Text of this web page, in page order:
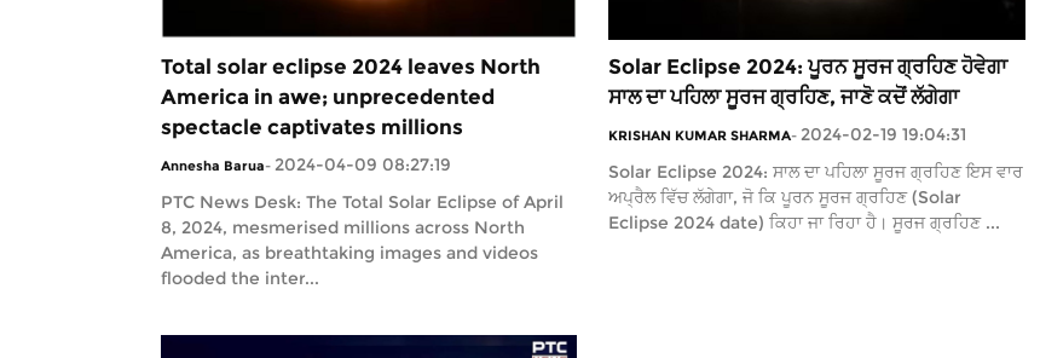
Total solar eclipse 2024 leaves North
America in awe; unprecedented
spectacle captivates millions
Annesha Barua- 2024-04-09 08:27:19
PTC News Desk: The Total Solar Eclipse of April
8, 2024, mesmerised millions across North
America, as breathtaking images and videos
flooded the inter...
Solar Eclipse 2024: ਪੂਰਨ ਸੂਰਜ ਗ੍ਰਹਿਣ ਹੋਵੇਗਾ
ਸਾਲ ਦਾ ਪਹਿਲਾ ਸੂਰਜ ਗ੍ਰਹਿਣ, ਜਾਣੋ ਕਦੋਂ ਲੱਗੇਗਾ
KRISHAN KUMAR SHARMA- 2024-02-19 19:04:31
Solar Eclipse 2024: ਸਾਲ ਦਾ ਪਹਿਲਾ ਸੂਰਜ ਗ੍ਰਹਿਣ ਇਸ ਵਾਰ
ਅਪ੍ਰੈਲ ਵਿੱਚ ਲੱਗੇਗਾ, ਜੋ ਕਿ ਪੂਰਨ ਸੂਰਜ ਗ੍ਰਹਿਣ (Solar
Eclipse 2024 date) ਕਿਹਾ ਜਾ ਰਿਹਾ ਹੈ। ਸੂਰਜ ਗ੍ਰਹਿਣ ...